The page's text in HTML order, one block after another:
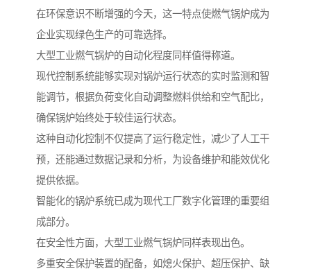
在环保意识不断增强的今天，这一特点使燃气锅炉成为
企业实现绿色生产的可靠选择。
大型工业燃气锅炉的自动化程度同样值得称道。
现代控制系统能够实现对锅炉运行状态的实时监测和智
能调节，根据负荷变化自动调整燃料供给和空气配比，
确保锅炉始终处于较佳运行状态。
这种自动化控制不仅提高了运行稳定性，减少了人工干
预，还能通过数据记录和分析，为设备维护和能效优化
提供依据。
智能化的锅炉系统已成为现代工厂数字化管理的重要组
成部分。
在安全性方面，大型工业燃气锅炉同样表现出色。
多重安全保护装置的配备，如熄火保护、超压保护、缺